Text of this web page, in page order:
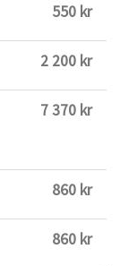
550 kr
2 200 kr
7 370 kr
860 kr
860 kr